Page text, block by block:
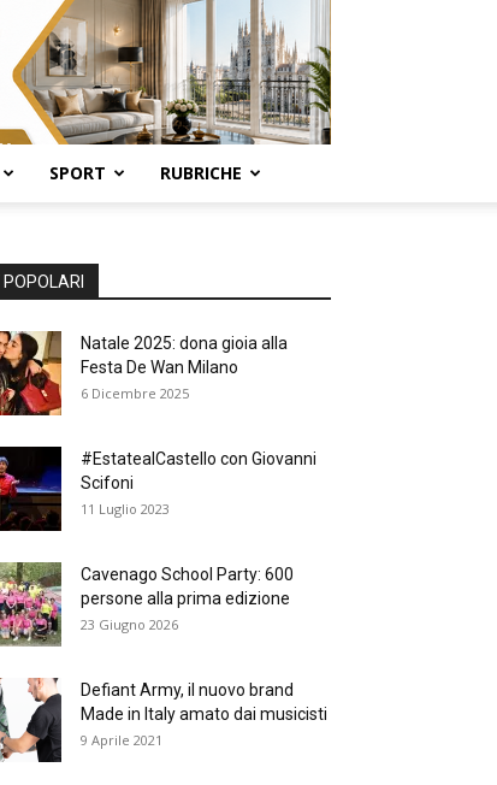
SPORT RUBRICHE
Natale 2025: dona gioia alla
Festa De Wan Milano
6 Dicembre 2025
#EstatealCastello con Giovanni
Scifoni
11 Luglio 2023
Cavenago School Party: 600
persone alla prima edizione
23 Giugno 2026
Defiant Army, il nuovo brand
Made in Italy amato dai musicisti
9 Aprile 2021